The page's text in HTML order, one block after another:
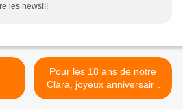
les news!!!
Pour les 18 ans de notre
Clara, joyeux anniversaire
ma belle! >